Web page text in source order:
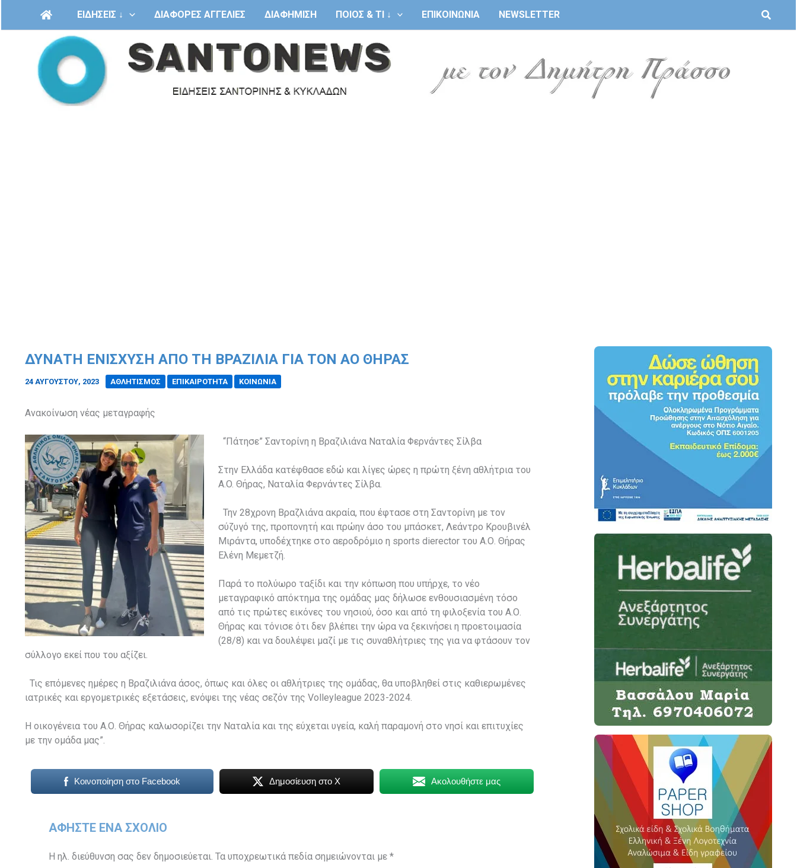
ΕΙΔΗΣΕΙΣ ↓ ΔΙΑΦΟΡΕΣ ΑΓΓΕΛΙΕΣ ΔΙΑΦΗΜΙΣΗ ΠΟΙΟΣ & ΤΙ ↓ ΕΠΙΚΟΙΝΩΝΙΑ NEWSLETTER
ΔΥΝΑΤΉ ΕΝΊΣΧΥΣΗ ΑΠΌ ΤΗ ΒΡΑΖΙΛΊΑ ΓΙΑ ΤΟΝ ΑΟ ΘΉΡΑΣ
24 ΑΥΓΟΎΣΤΟΥ, 2023 ΑΘΛΗΤΙΣΜΟΣ ΕΠΙΚΑΙΡΟΤΗΤΑ ΚΟΙΝΩΝΙΑ
Ανακοίνωση νέας μεταγραφής
“Πάτησε” Σαντορίνη η Βραζιλιάνα Ναταλία Φερνάντες Σίλβα
Στην Ελλάδα κατέφθασε εδώ και λίγες ώρες η πρώτη ξένη αθλήτρια του
A.O. Θήρας, Ναταλία Φερνάντες Σίλβα.
Την 28χρονη Βραζλιάνα ακραία, που έφτασε στη Σαντορίνη με τον
σύζυγό της, προπονητή και πρώην άσο του μπάσκετ, Λεάντρο Κρουβινέλ
Μιράντα, υποδέχτηκε στο αεροδρόμιο η sports dierector του Α.Ο. Θήρας
Ελένη Μεμετζή.
Παρά το πολύωρο ταξίδι και την κόπωση που υπήρχε, το νέο
μεταγραφικό απόκτημα της ομάδας μας δήλωσε ενθουσιασμένη τόσο
από τις πρώτες εικόνες του νησιού, όσο και από τη φιλοξενία του Α.Ο.
Θήρας και τόνισε ότι δεν βλέπει την ώρα να ξεκινήσει η προετοιμασία
(28/8) και να δουλέψει μαζί με τις συναθλήτριες της για να φτάσουν τον
σύλλογο εκεί που του αξίζει.
Τις επόμενες ημέρες η Βραζιλιάνα άσος, όπως και όλες οι αθλήτριες της ομάδας, θα υποβληθεί στις καθιερωμένες
ιατρικές και εργομετρικές εξετάσεις, ενόψει της νέας σεζόν της Volleyleague 2023-2024.
Η οικογένεια του Α.Ο. Θήρας καλωσορίζει την Ναταλία και της εύχεται υγεία, καλή παραμονή στο νησί και επιτυχίες
με την ομάδα μας”.
Κοινοποίηση στο Facebook Δημοσίευση στο X Ακολουθήστε μας
ΑΦΉΣΤΕ ΈΝΑ ΣΧΌΛΙΟ
Η ηλ. διεύθυνση σας δεν δημοσιεύεται. Τα υποχρεωτικά πεδία σημειώνονται με *